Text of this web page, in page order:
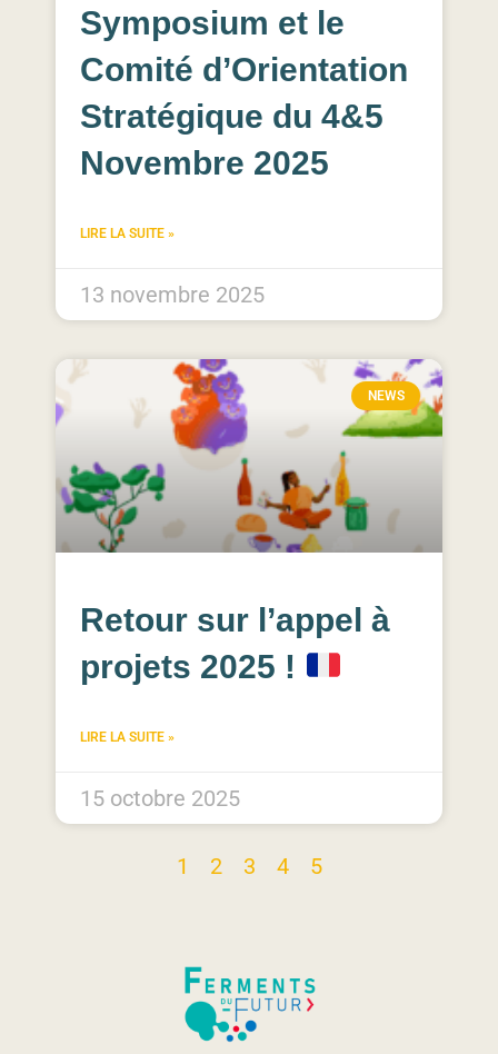
Symposium et le
Comité d’Orientation
Stratégique du 4&5
Novembre 2025
LIRE LA SUITE »
13 novembre 2025
NEWS
Retour sur l’appel à
projets 2025 !
LIRE LA SUITE »
15 octobre 2025
1 2 3 4 5